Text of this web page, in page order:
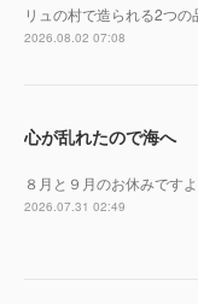
リュの村で造られる2つ
2026.08.02 07:08
心が乱れたので海へ
８月と９月のお休みです
2026.07.31 02:49